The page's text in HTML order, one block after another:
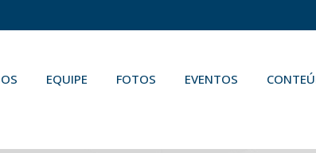
EQUIPE FOTOS EVENTOS